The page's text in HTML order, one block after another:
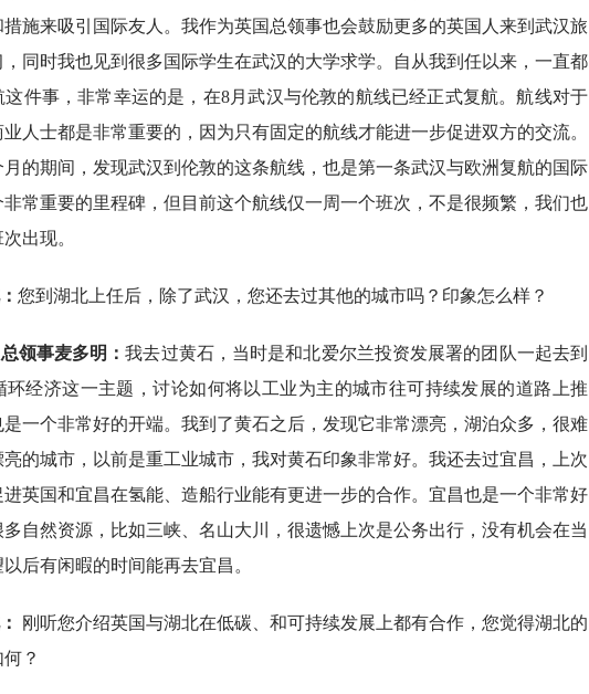
施来吸引国际友人。我作为英国总领事也会鼓励更多的英国人来到武汉旅
同时我也见到很多国际学生在武汉的大学求学。自从我到任以来，一直都
这件事，非常幸运的是，在8月武汉与伦敦的航线已经正式复航。航线对于
人士都是非常重要的，因为只有固定的航线才能进一步促进双方的交流。
月的期间，发现武汉到伦敦的这条航线，也是第一条武汉与欧洲复航的国际
常重要的里程碑，但目前这个航线仅一周一个班次，不是很频繁，我们也
出现。
您到湖北上任后，除了武汉，您还去过其他的城市吗？印象怎么样？
领事麦多明：我去过黄石，当时是和北爱尔兰投资发展署的团队一起去到
环经济这一主题，讨论如何将以工业为主的城市往可持续发展的道路上推
一个非常好的开端。我到了黄石之后，发现它非常漂亮，湖泊众多，很难
的城市，以前是重工业城市，我对黄石印象非常好。我还去过宜昌，上次
英国和宜昌在氢能、造船行业能有更进一步的合作。宜昌也是一个非常好
自然资源，比如三峡、名山大川，很遗憾上次是公务出行，没有机会在当
后有闲暇的时间能再去宜昌。
刚听您介绍英国与湖北在低碳、和可持续发展上都有合作，您觉得湖北的
？